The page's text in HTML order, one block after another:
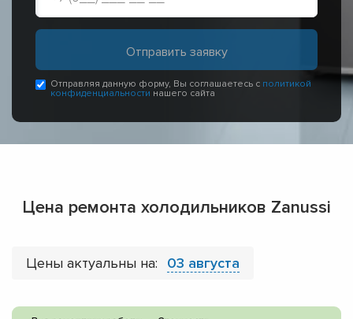
Отправляя данную форму, Вы соглашаетесь с политикой
конфиденциальности нашего сайта
Цена ремонта холодильников Zanussi
Цены актуальны на: 03 августа